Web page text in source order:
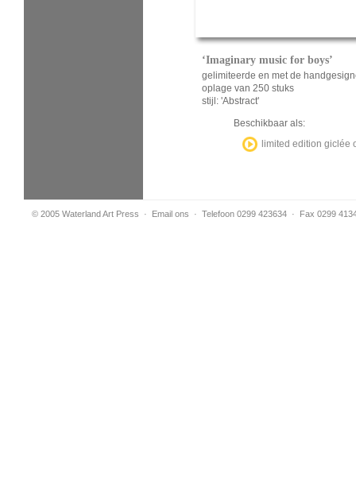
‘Imaginary music for boys’
gelimiteerde en met de
oplage van 250 stuks
stijl: 'Abstract'
Beschikbaar als:
limited edition giclée
© 2005 Waterland Art Press · Email ons · Telefoon 0299 423634 · Fax 0299